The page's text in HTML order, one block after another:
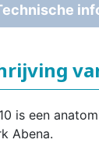
is een
Abena.